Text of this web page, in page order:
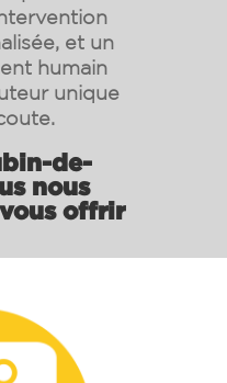
et un
humain
unique
de-
nous
offrir